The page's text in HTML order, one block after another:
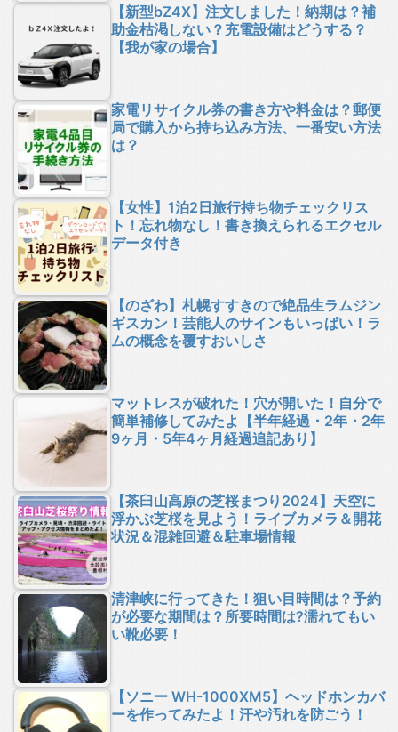
【新型bZ4X】注文しました！納期は？補
助金枯渇しない？充電設備はどうする？
【我が家の場合】
家電リサイクル券の書き方や料金は？郵便
局で購入から持ち込み方法、一番安い方法
は？
【女性】1泊2日旅行持ち物チェックリス
ト！忘れ物なし！書き換えられるエクセル
データ付き
【のざわ】札幌すすきので絶品生ラムジン
ギスカン！芸能人のサインもいっぱい！ラ
ムの概念を覆すおいしさ
マットレスが破れた！穴が開いた！自分で
簡単補修してみたよ【半年経過・2年・2年
9ヶ月・5年4ヶ月経過追記あり】
【茶臼山高原の芝桜まつり2024】天空に
浮かぶ芝桜を見よう！ライブカメラ＆開花
状況＆混雑回避＆駐車場情報
清津峡に行ってきた！狙い目時間は？予約
が必要な期間は？所要時間は?濡れてもい
い靴必要！
【ソニー WH-1000XM5】ヘッドホンカバ
ーを作ってみたよ！汗や汚れを防ごう！